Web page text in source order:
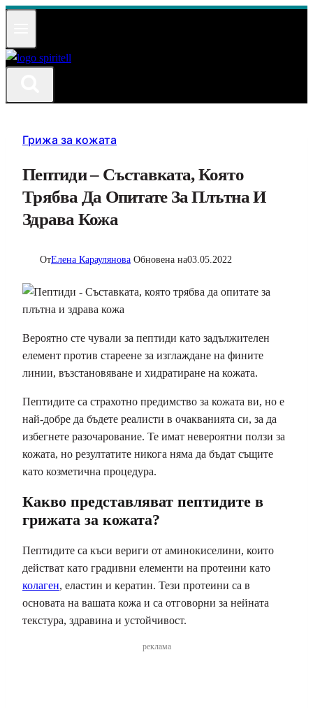
Към
Грижа за кожата
Пептиди – Съставката, Която
Трябва Да Опитате За Плътна И
Здрава Кожа
ОтЕлена Караулянова Обновена на03.05.2022
Вероятно сте чували за пептиди като задължителен
елемент против стареене за изглаждане на фините
линии, възстановяване и хидратиране на кожата.
Пептидите са страхотно предимство за кожата ви, но е
най-добре да бъдете реалисти в очакванията си, за да
избегнете разочарование. Те имат невероятни ползи за
кожата, но резултатите никога няма да бъдат същите
като козметична процедура.
Какво представляват пептидите в
грижата за кожата?
Пептидите са къси вериги от аминокиселини, които
действат като градивни елементи на протеини като
колаген, еластин и кератин. Тези протеини са в
основата на вашата кожа и са отговорни за нейната
текстура, здравина и устойчивост.
реклама